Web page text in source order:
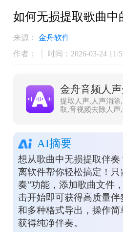
如何无损提取歌曲中
来源：
金舟软件
作者：
时间：2026-03-24
提取人声,人声消除
取,音视频去除人声
AI摘要
想从歌曲中无损提取伴
离软件帮你轻松搞定！只
奏”功能，添加歌曲文件
击开始即可获得高质量伴
和多种格式导出，操作
获得纯净伴奏。